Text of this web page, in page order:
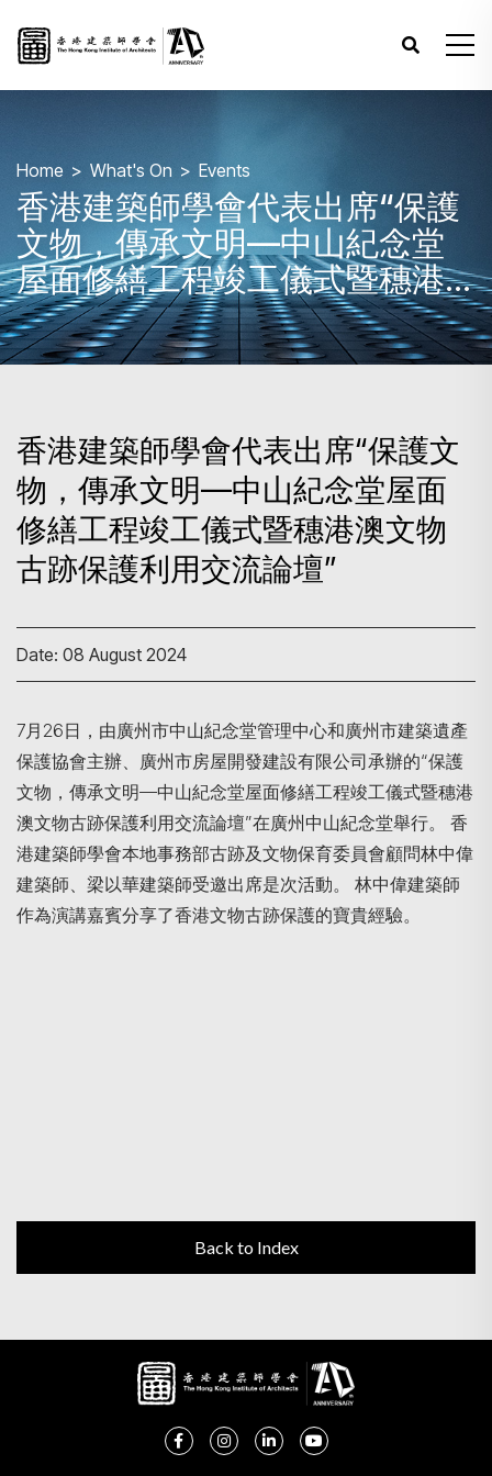
Search
Home What's On Events
香港建築師學會代表出席“保護
文物，傳承文明—中山紀念堂
屋面修繕工程竣工儀式暨穗港
澳文物古跡保護利用交流論壇”
香港建築師學會代表出席“保護文
物，傳承文明—中山紀念堂屋面
修繕工程竣工儀式暨穗港澳文物
古跡保護利用交流論壇”
Date: 08 August 2024
7月26日，由廣州市中山紀念堂管理中心和廣州市建築遺產
保護協會主辦、廣州市房屋開發建設有限公司承辦的“保護
文物，傳承文明—中山紀念堂屋面修繕工程竣工儀式暨穗港
澳文物古跡保護利用交流論壇”在廣州中山紀念堂舉行。 香
港建築師學會本地事務部古跡及文物保育委員會顧問林中偉
建築師、梁以華建築師受邀出席是次活動。 林中偉建築師
作為演講嘉賓分享了香港文物古跡保護的寶貴經驗。
Back to Index